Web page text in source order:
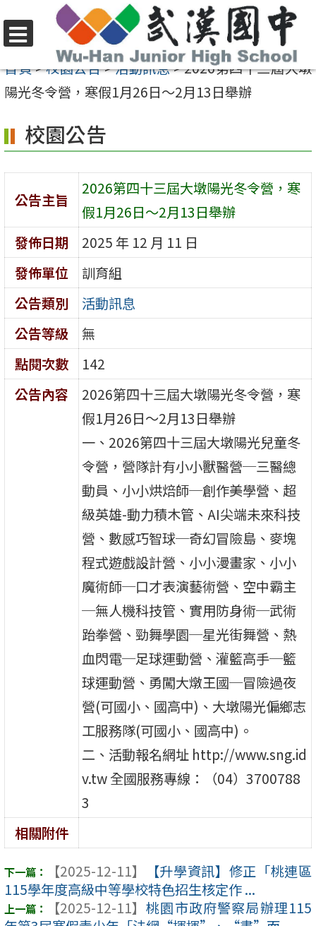
至
要
容
區
選
單
首頁>校園公告>活動訊息>2026第四十三屆大墩
陽光冬令營，寒假1月26日～2月13日舉辦
校園公告
公告主旨
2026第四十三屆大墩陽光冬令營，寒
假1月26日～2月13日舉辦
發佈日期
2025 年 12 月 11 日
發佈單位
訓育組
公告類別
活動訊息
公告等級
無
點閱次數
142
公告內容
2026第四十三屆大墩陽光冬令營，寒
假1月26日～2月13日舉辦
一、2026第四十三屆大墩陽光兒童冬
令營，營隊計有小小獸醫營─三醫總
動員、小小烘焙師─創作美學營、超
級英雄-動力積木管、AI尖端未來科技
營、數感巧智球─奇幻冒險島、麥塊
程式遊戲設計營、小小漫畫家、小小
魔術師─口才表演藝術營、空中霸主
─無人機科技管、實用防身術─武術
跆拳營、勁舞學園─星光街舞營、熱
血閃電─足球運動營、灌籃高手─籃
球運動營、勇闖大燉王國─冒險過夜
營(可國小、國高中)、大墩陽光偏鄉志
工服務隊(可國小、國高中)。
二、活動報名網址 http://www.sng.id
v.tw 全國服務專線：（04）3700788
3
相關附件
【2025-12-11】
【升學資訊】修正「桃連區
115學年度高級中等學校特色招生核定作 ...
【2025-12-11】 桃園市政府警察局辦理115